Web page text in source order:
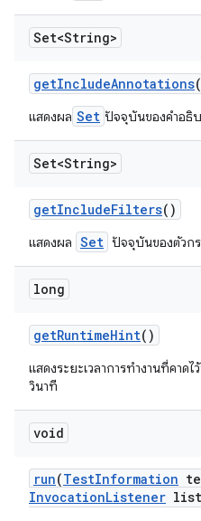
Set<String>
getIncludeAnnotations
แสดงผล Set ปัจจุบันของคำอธิ
Set<String>
getIncludeFilters()
แสดงผล Set ปัจจุบันของตัวก
long
getRuntimeHint()
แสดงระยะเวลาการทำงานที่คาด
วินาที
void
run(TestInformation
InvocationListener